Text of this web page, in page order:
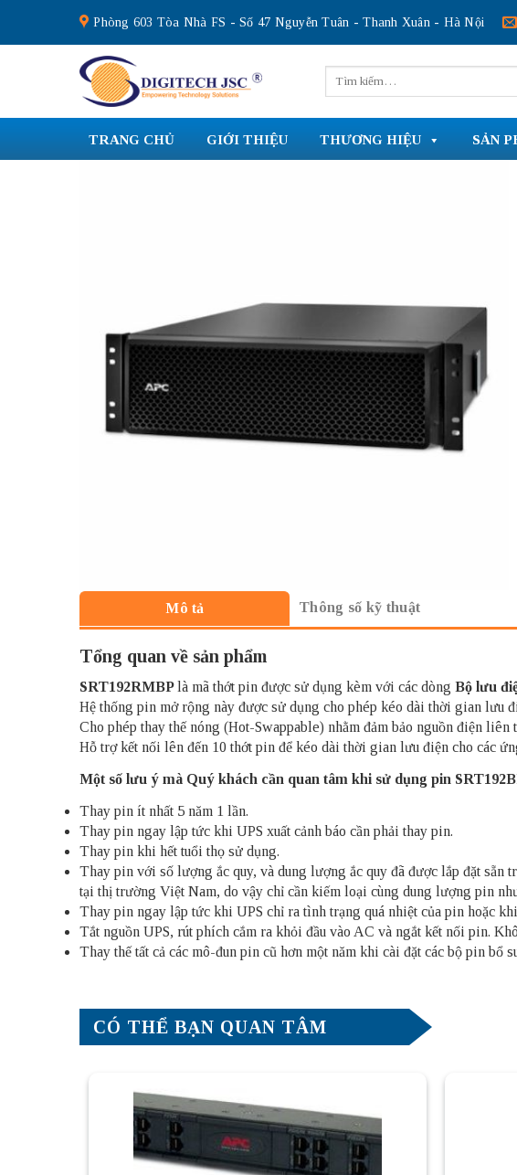
content
Phòng 603 Tòa Nhà FS - Số 47 Nguyễn Tuân - Thanh Xuân - Hà Nội
kiếm:
TRANG CHỦ GIỚI THIỆU THƯƠNG HIỆU SẢN
Mô tả Thông số kỹ thuật
Tổng quan về sản phẩm
SRT192RMBPlà mã thớt pin được sử dụng kèm với các dòng Bộ lưu
Hệ thống pin mở rộng này được sử dụng cho phép kéo dài thời gian lưu
Cho phép thay thế nóng (Hot-Swappable) nhằm đảm bảo nguồn điện
Hỗ trợ kết nối lên đến 10 thớt pin để kéo dài thời gian lưu điện cho các
Một số lưu ý mà Quý khách cần quan tâm khi sử dụng pin
Thay pin ít nhất 5 năm 1 lần.
Thay pin ngay lập tức khi UPS xuất cảnh báo cần phải thay pin.
Thay pin khi hết tuổi thọ sử dụng.
Thay pin với số lượng ắc quy, và dung lượng ắc quy đã được lắp đặt
tại thị trường Việt Nam, do vậy chỉ cần kiếm loại cùng dung lượng pin
Thay pin ngay lập tức khi UPS chỉ ra tình trạng quá nhiệt của pin hoặc
Tắt nguồn UPS, rút ​​phích cắm ra khỏi đầu vào AC và ngắt kết nối pin.
Thay thế tất cả các mô-đun pin cũ hơn một năm khi cài đặt các bộ pin bổ
CÓ THỂ BẠN QUAN TÂM